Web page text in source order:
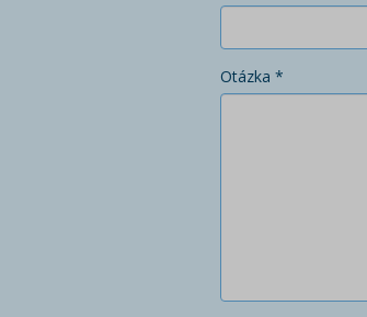
Otázka *